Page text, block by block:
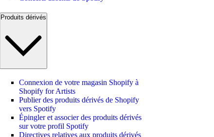
Produits dérivés
Connexion de votre magasin Shopify à
Shopify for Artists
Publier des produits dérivés de Shopify
vers Spotify
Épingler et associer des produits dérivés
sur votre profil Spotify
Directives relatives aux produits dérivés